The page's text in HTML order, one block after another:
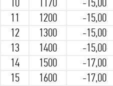
10 1170 -15,00
11
1200 -15,00
12
1300 -15,00
13
1400 -15,00
14
1500 -17,00
15
1600 -17,00